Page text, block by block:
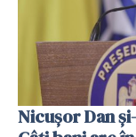
Nicuşor Dan